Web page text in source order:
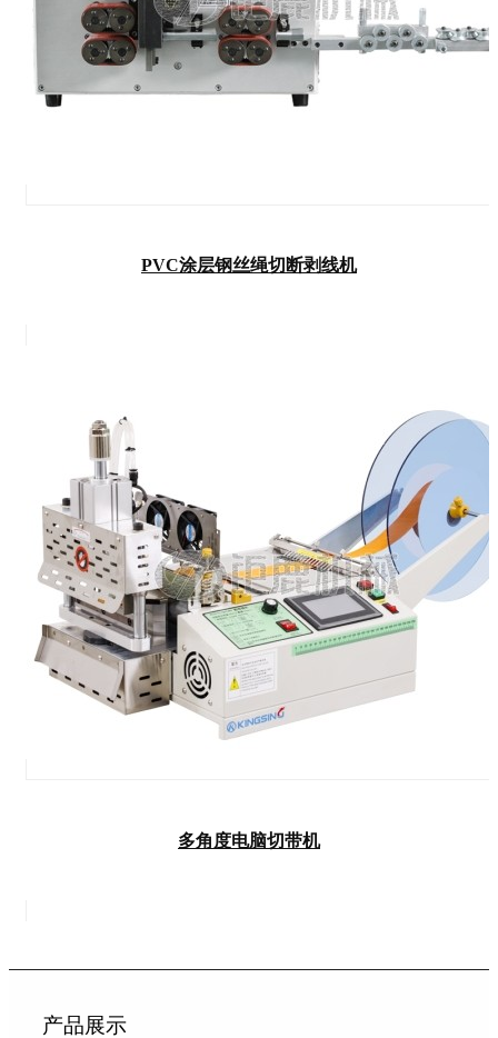
PVC涂层钢丝绳切断剥线机
多角度电脑切带机
产品展示